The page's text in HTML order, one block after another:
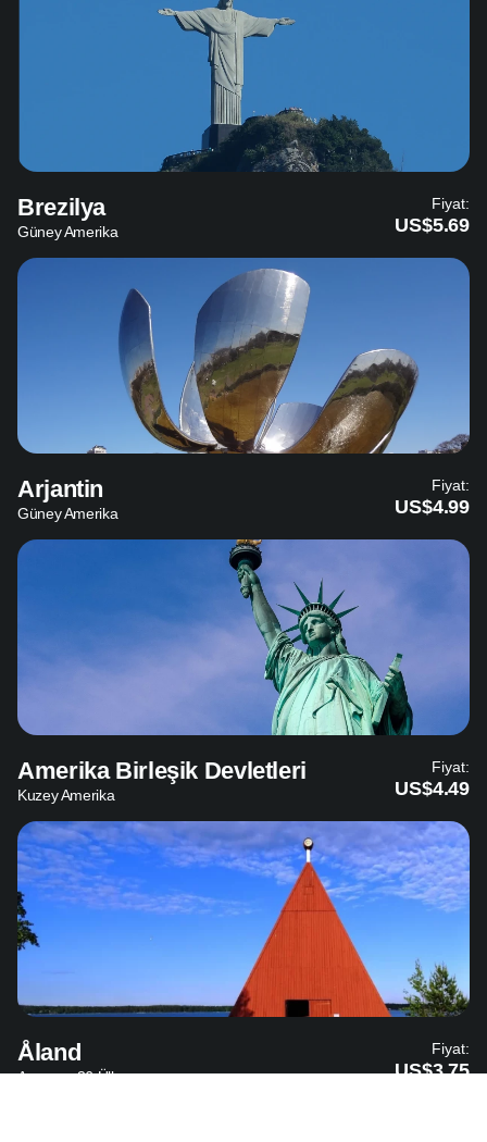
Brezilya
Güney Amerika
Fiyat:
US$5.69
Arjantin
Güney Amerika
Fiyat:
US$4.99
Amerika Birleşik Devletleri
Kuzey Amerika
Fiyat:
US$4.49
Åland
Avrupa - 36 Ülke
Fiyat:
US$3.75